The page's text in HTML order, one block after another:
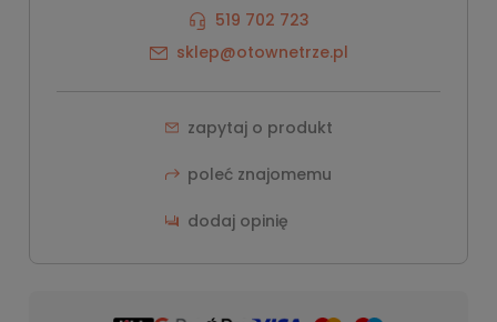
519 702 723
sklep@otownetrze.pl
zapytaj o produkt
poleć znajomemu
dodaj opinię